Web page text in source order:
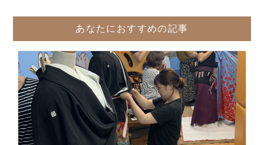
あなたにおすすめの記事